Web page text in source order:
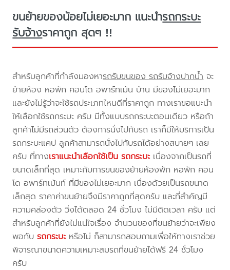
ขนย้ายของน้อยไม่เยอะมาก แนะนำรถกระบะ
รับจ้างราคาถูก สุดๆ !!
สำหรับลูกค้าที่กำลังมองหารถรับขนของ รถรับจ้างปากน้ำ จะ
ย้ายห้อง หอพัก คอนโด อพาร์ทเม้น บ้าน มีของไม่เยอะมาก
และยังไม่รู้ว่าจะใช้รถประเภทไหนดีที่ราคาถูก ทางเราขอแนะนำ
ให้เลือกใช้รถกระบะ ครับ มีทั้งแบบรถกระบะตอนเดียว หรือถ้า
ลูกค้าไม่มีรถส่วนตัว ต้องการนั่งไปกับรถ เราก็มีให้บริการเป็น
รถกระบะแคป ลูกค้าสามารถนั่งไปกับรถได้อย่างสบายๆ เลย
ครับ ที่ทางเราแนะนำเลือกใช้เป็น รถกระบะ เนื่องจากเป็นรถที่
ขนาดเล็กที่สุด เหมาะกับการขนของย้ายห้องพัก หอพัก คอน
โด อพาร์ทเม้นท์ ที่มีของไม่เยอะมาก เนื่องด้วยเป็นรถขนาด
เล็กสุด ราคาค่าขนย้ายจึงมีราคาถูกที่สุดครับ และที่สำคัญมี
ความคล่องตัว วิ่งได้ตลอด 24 ชั่วโมง ไม่มีติดเวลา ครับ แต่
สำหรับลูกค้าที่ยังไม่แน่ใจเรื่อง จำนวนของที่ขนย้ายว่าจะเพียง
พอกับรถกระบะ หรือไม่ ก็สามารถสอบถามเพื่อให้ทางเราช่วย
พิจารณาขนาดความเหมาะสมรถที่ขนย้ายได้ฟรี 24 ชั่วโมง
ครับ